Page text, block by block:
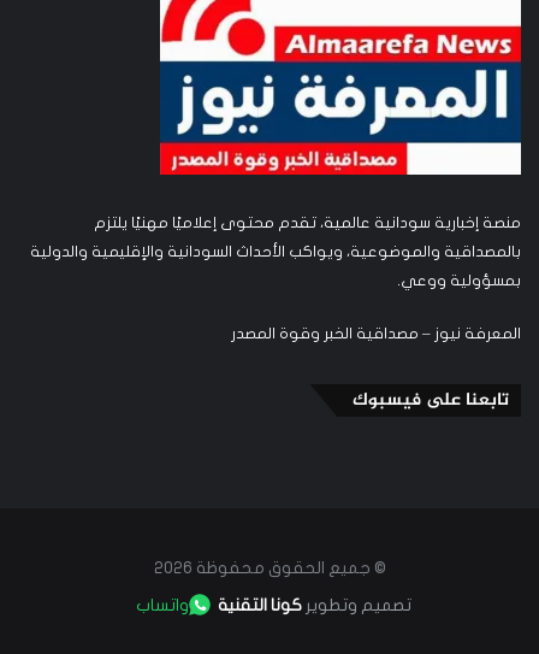
منصة إخبارية سودانية عالمية، تقدم محتوى إعلاميًا مهنيًا يلتزم
بالمصداقية والموضوعية، ويواكب الأحداث السودانية والإقليمية والدولية
بمسؤولية ووعي.
المعرفة نيوز – مصداقية الخبر وقوة المصدر
تابعنا على فيسبوك
© جميع الحقوق محفوظة 2026
تصميم وتطويركونا التقنية واتساب